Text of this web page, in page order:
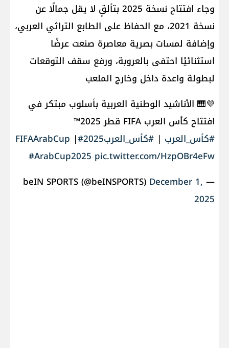
وجاء افتتاح نسخة 2025 بتألقٍ لا يقل جمالًا عن
نسخة 2021، مع الحفاظ على الطابع التراثي العربي،
وإضافة لمسات بصرية معاصرة صنعت عرضًا
استثنائيًا احتفى بالعروبة، ورفع سقف التوقعات
لبطولة واعدة داخل وخارج الملعب
💜🎹 الأناشيد الوطنية العربية بأسلوب مبتكر في
افتتاح كأس العرب FIFA قطر 2025™
#كأس_العرب | #كأس_العرب2025 #FIFAArabCup
|
#ArabCup2025 pic.twitter.com/HzpOBr4eFw
— beIN SPORTS (@beINSPORTS)
December 1,
2025